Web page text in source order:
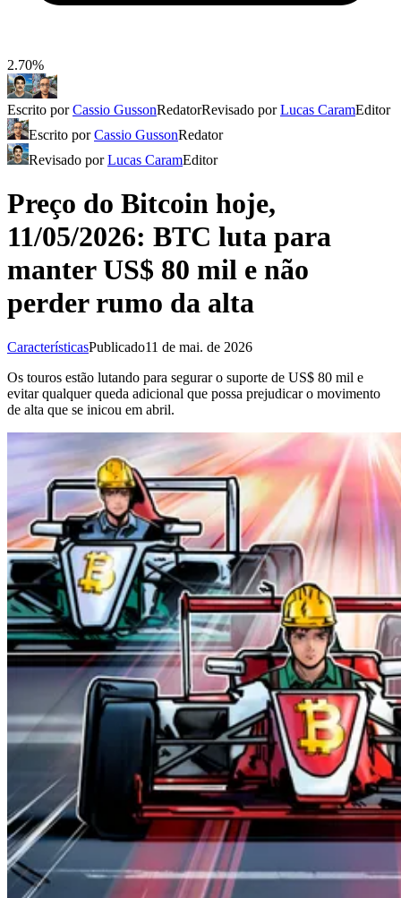
2.70%
Escrito porCassio GussonRedatorRevisado porLucas CaramEditor
Escrito porCassio GussonRedator
Revisado porLucas CaramEditor
Preço do Bitcoin hoje,
11/05/2026: BTC luta para
manter US$ 80 mil e não
perder rumo da alta
CaracterísticasPublicado11 de mai. de 2026
Os touros estão lutando para segurar o suporte de US$ 80 mil e
evitar qualquer queda adicional que possa prejudicar o movimento
de alta que se inicou em abril.